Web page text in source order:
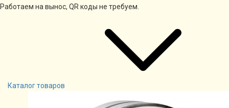
Работаем на вынос, QR коды не требуем.
Каталог товаров